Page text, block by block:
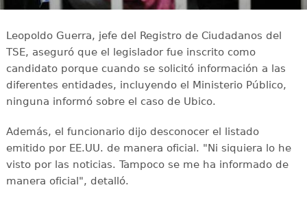
Leopoldo Guerra, jefe del Registro de Ciudadanos del
TSE, aseguró que el legislador fue inscrito como
candidato porque cuando se solicitó información a las
diferentes entidades, incluyendo el Ministerio Público,
ninguna informó sobre el caso de Ubico.
Además, el funcionario dijo desconocer el listado
emitido por EE.UU. de manera oficial. "Ni siquiera lo he
visto por las noticias. Tampoco se me ha informado de
manera oficial", detalló.